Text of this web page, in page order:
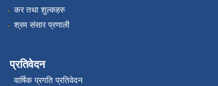
कर तथा शुल्कहरु
श्रम संसार प्रणाली
प्रतिवेदन
वार्षिक प्रगति प्रतिवेदन